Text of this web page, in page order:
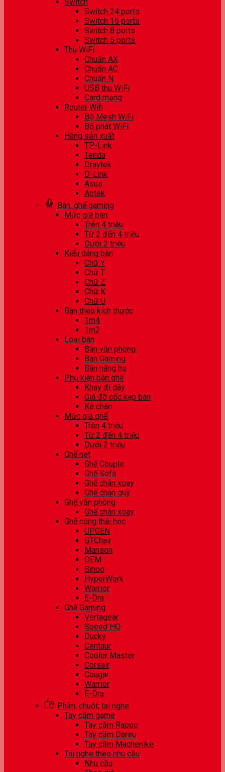
Switch 24 ports
Switch 16 ports
Switch 8 ports
Switch 5 ports
Thu WiFi
Chuẩn AX
Chuẩn AC
Chuẩn N
USB thu WiFi
Card mạng
Router Wifi
Bộ Mesh WiFi
Bộ phát WiFi
Hãng sản xuất
TP-Link
Tenda
Draytek
D-Link
Asus
Aptek
Bàn, ghế gaming
Mức giá bàn
Trên 4 triệu
Từ 2 đến 4 triệu
Dưới 2 triệu
Kiểu dáng bàn
Chữ Y
Chữ T
Chữ Z
Chữ K
Chữ U
Bàn theo kích thước
1m4
1m2
Loại bàn
Bàn văn phòng
Bàn Gaming
Bàn nâng hạ
Phụ kiện bàn ghế
Khay đi dây
Giá đỡ cốc kẹp bàn
Kê chân
Mức giá ghế
Trên 4 triệu
Từ 2 đến 4 triệu
Dưới 2 triệu
Ghế net
Ghế Couple
Ghế Sofa
Ghế chân xoay
Ghế chân quỳ
Ghế văn phòng
Ghế chân xoay
Ghế công thái học
UPGEN
GTChair
Manson
OEM
Sihoo
HyperWork
Warrior
E-Dra
Ghế Gaming
Vertagear
Speed HQ
Ducky
Centaur
Cooler Master
Corsair
Cougar
Warrior
E-Dra
Phím, chuột, tai nghe
Tay cầm game
Tay cầm Rapoo
Tay cầm Dareu
Tay cầm Machenike
Tai nghe theo nhu cầu
Nhu cầu